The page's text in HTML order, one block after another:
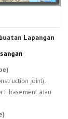
Lapangan
joint).
basement atau